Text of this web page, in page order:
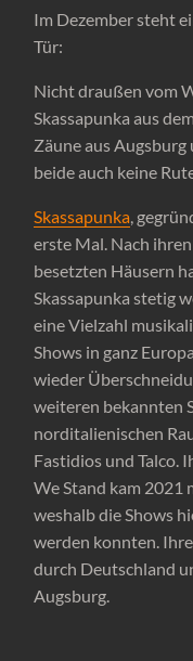
Im Dezember steht
Tür:
Nicht draußen vom
Skassapunka aus
Zäune aus
beide auch keine
Skassapunka,
erste Mal. Nach
besetzten Häusern
Skassapunka stetig
eine Vielzahl
Shows in ganz
wieder
weiteren bekannten
norditalienischen
Fastidios und Talco.
We Stand kam 2021
weshalb die Shows
werden konnten.
durch Deutschland
Augsburg.